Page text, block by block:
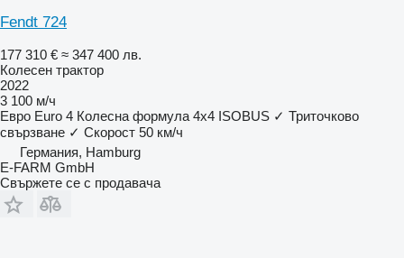
Fendt 724
177 310 € ≈ 347 400 лв.
Колесен трактор
2022
3 100 м/ч
Евро Euro 4 Колесна формула 4x4 ISOBUS ✓ Триточково
свързване ✓ Скорост 50 км/ч
Германия, Hamburg
E-FARM GmbH
Свържете се с продавача